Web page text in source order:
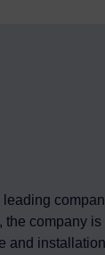
leading
the company
and